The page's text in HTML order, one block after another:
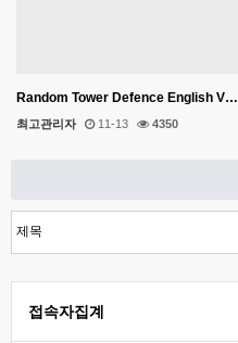
Random Tower Defence English V…
최고관리자 11-13 4350
접속자집계